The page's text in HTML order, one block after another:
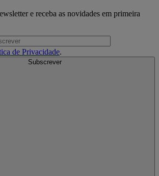
e receba as novidades em primeira
de Privacidade.
Subscrever